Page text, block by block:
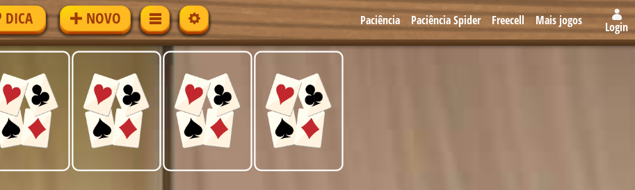
DICA NOVO Paciência Paciência Spider Freecell Mais jogos Login